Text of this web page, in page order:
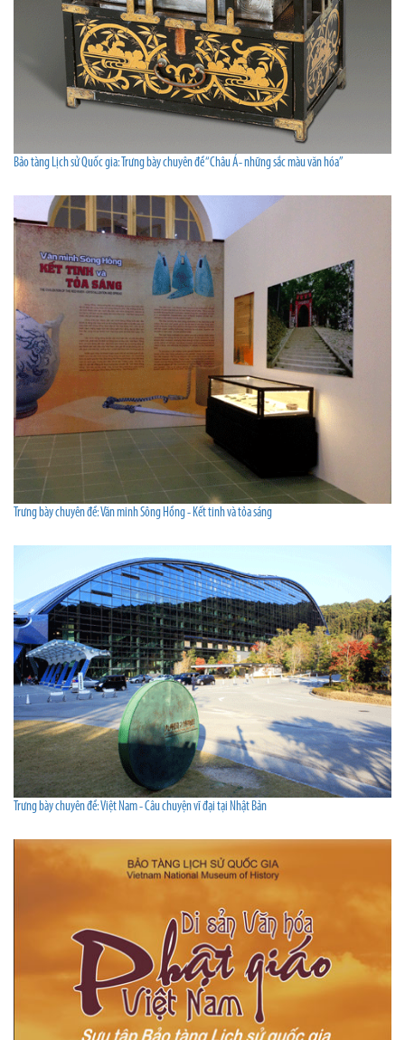
Bảo tàng Lịch sử Quốc gia: Trưng bày chuyên đề “Châu Á- những sắc màu văn hóa”
Trưng bày chuyên đề: Văn minh Sông Hồng - Kết tinh và tỏa sáng
Trưng bày chuyên đề: Việt Nam - Câu chuyện vĩ đại tại Nhật Bản